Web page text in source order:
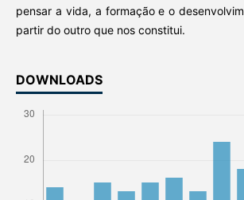
pensar a vida, a formação e o
partir do outro que nos constitui.
DOWNLOADS